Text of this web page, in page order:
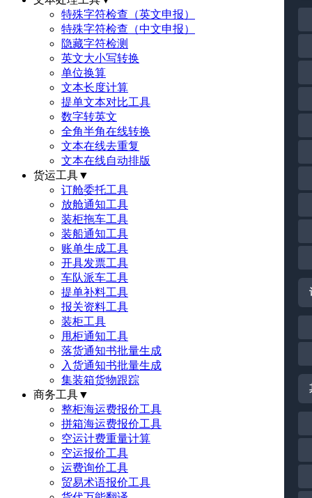
特殊字符检查（英文申报）
特殊字符检查（中文申报）
隐藏字符检测
英文大小写转换
单位换算
文本长度计算
提单文本对比工具
数字转英文
全角半角在线转换
文本在线去重复
文本在线自动排版
货运工具▼
订舱委托工具
放舱通知工具
装柜拖车工具
装船通知工具
账单生成工具
开具发票工具
车队派车工具
提单补料工具
报关资料工具
装柜工具
甩柜通知工具
落货通知书批量生成
入货通知书批量生成
集装箱货物跟踪
商务工具▼
整柜海运费报价工具
拼箱海运费报价工具
空运计费重量计算
空运报价工具
运费询价工具
贸易术语报价工具